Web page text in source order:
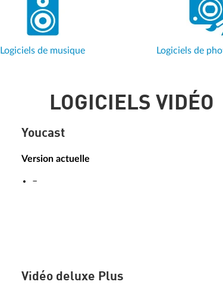
Logiciels de musique Logiciels de
LOGICIELS VIDÉO
Youcast
Version actuelle
–
Vidéo deluxe Plus